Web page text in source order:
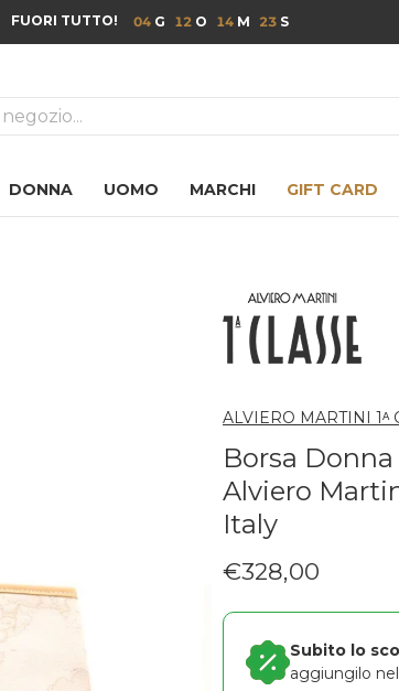
FUORI TUTTO! 04 12 14 22
DONNA UOMO MARCHI GIFT CARD
ALVIERO MARTINI 1ᴬ
Borsa Donna
Alviero
Italy
Prezzo regolare
€328,00
Subito lo
aggiungilo